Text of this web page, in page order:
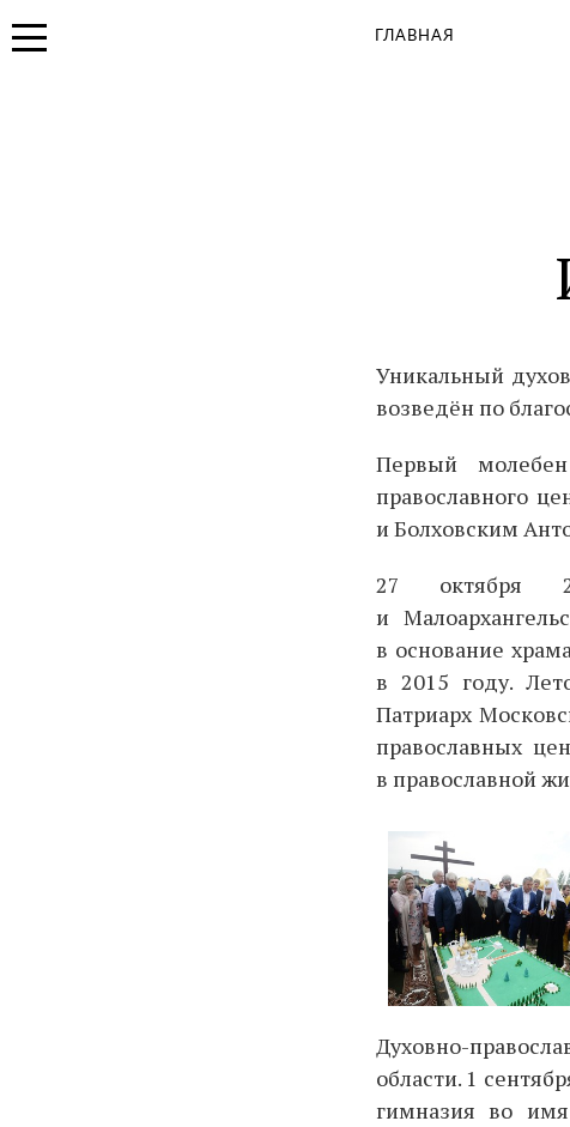
Детская площадка
ГЛАВНАЯ
Уникальный
возведён по
Первый
православного
и Болховским
27 октября
и
в основание
в 2015 году.
Патриарх
православных
в православной
Духовно-
области. 1
гимназия во